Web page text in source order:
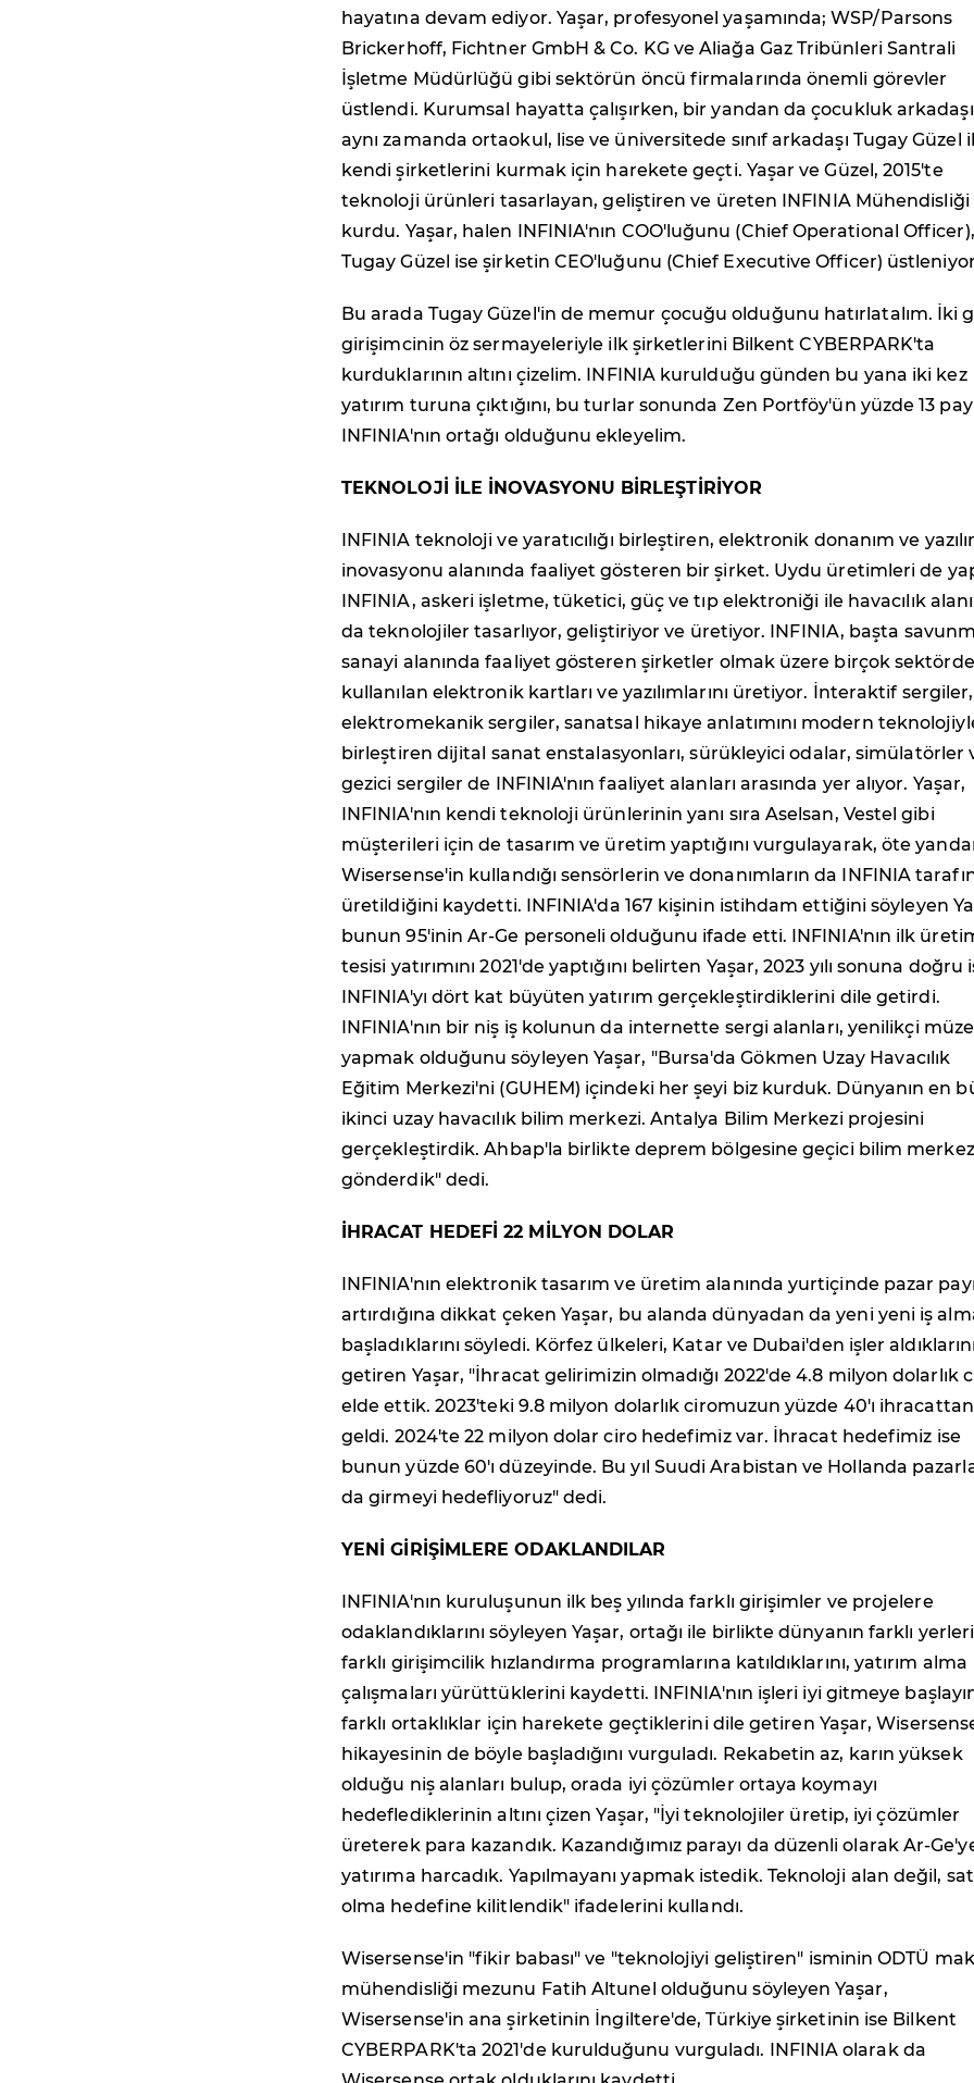
hayatına devam ediyor. Yaşar, profesyonel yaşamında; WSP/Parsons
Brickerhoff, Fichtner GmbH & Co. KG ve Aliağa Gaz Tribünleri Santrali
İşletme Müdürlüğü gibi sektörün öncü firmalarında önemli görevler
üstlendi. Kurumsal hayatta çalışırken, bir yandan da çocukluk
aynı zamanda ortaokul, lise ve üniversitede sınıf arkadaşı Tugay Güzel
kendi şirketlerini kurmak için harekete geçti. Yaşar ve Güzel, 2015'te
teknoloji ürünleri tasarlayan, geliştiren ve üreten INFINIA Mühendisliği
kurdu. Yaşar, halen INFINIA'nın COO'luğunu (Chief Operational Officer),
Tugay Güzel ise şirketin CEO'luğunu (Chief Executive Officer)
Bu arada Tugay Güzel'in de memur çocuğu olduğunu hatırlatalım. İki
girişimcinin öz sermayeleriyle ilk şirketlerini Bilkent CYBERPARK'ta
kurduklarının altını çizelim. INFINIA kurulduğu günden bu yana iki kez
yatırım turuna çıktığını, bu turlar sonunda Zen Portföy'ün yüzde 13
INFINIA'nın ortağı olduğunu ekleyelim.
TEKNOLOJİ İLE İNOVASYONU BİRLEŞTİRİYOR
INFINIA teknoloji ve yaratıcılığı birleştiren, elektronik donanım ve
inovasyonu alanında faaliyet gösteren bir şirket. Uydu üretimleri de
INFINIA, askeri işletme, tüketici, güç ve tıp elektroniği ile havacılık
da teknolojiler tasarlıyor, geliştiriyor ve üretiyor. INFINIA, başta
sanayi alanında faaliyet gösteren şirketler olmak üzere birçok sektörde
kullanılan elektronik kartları ve yazılımlarını üretiyor. İnteraktif sergiler,
elektromekanik sergiler, sanatsal hikaye anlatımını modern
birleştiren dijital sanat enstalasyonları, sürükleyici odalar, simülatörler
gezici sergiler de INFINIA'nın faaliyet alanları arasında yer alıyor. Yaşar,
INFINIA'nın kendi teknoloji ürünlerinin yanı sıra Aselsan, Vestel gibi
müşterileri için de tasarım ve üretim yaptığını vurgulayarak, öte
Wisersense'in kullandığı sensörlerin ve donanımların da INFINIA
üretildiğini kaydetti. INFINIA'da 167 kişinin istihdam ettiğini söyleyen
bunun 95'inin Ar-Ge personeli olduğunu ifade etti. INFINIA'nın ilk
tesisi yatırımını 2021'de yaptığını belirten Yaşar, 2023 yılı sonuna doğru
INFINIA'yı dört kat büyüten yatırım gerçekleştirdiklerini dile getirdi.
INFINIA'nın bir niş iş kolunun da internette sergi alanları, yenilikçi
yapmak olduğunu söyleyen Yaşar, "Bursa'da Gökmen Uzay Havacılık
Eğitim Merkezi'ni (GUHEM) içindeki her şeyi biz kurduk. Dünyanın en
ikinci uzay havacılık bilim merkezi. Antalya Bilim Merkezi projesini
gerçekleştirdik. Ahbap'la birlikte deprem bölgesine geçici bilim
gönderdik" dedi.
İHRACAT HEDEFİ 22 MİLYON DOLAR
INFINIA'nın elektronik tasarım ve üretim alanında yurtiçinde pazar
artırdığına dikkat çeken Yaşar, bu alanda dünyadan da yeni yeni iş
başladıklarını söyledi. Körfez ülkeleri, Katar ve Dubai'den işler
getiren Yaşar, "İhracat gelirimizin olmadığı 2022'de 4.8 milyon dolarlık
elde ettik. 2023'teki 9.8 milyon dolarlık ciromuzun yüzde 40'ı ihracattan
geldi. 2024'te 22 milyon dolar ciro hedefimiz var. İhracat hedefimiz ise
bunun yüzde 60'ı düzeyinde. Bu yıl Suudi Arabistan ve Hollanda
da girmeyi hedefliyoruz" dedi.
YENİ GİRİŞİMLERE ODAKLANDILAR
INFINIA'nın kuruluşunun ilk beş yılında farklı girişimler ve projelere
odaklandıklarını söyleyen Yaşar, ortağı ile birlikte dünyanın farklı
farklı girişimcilik hızlandırma programlarına katıldıklarını, yatırım alma
çalışmaları yürüttüklerini kaydetti. INFINIA'nın işleri iyi gitmeye
farklı ortaklıklar için harekete geçtiklerini dile getiren Yaşar,
hikayesinin de böyle başladığını vurguladı. Rekabetin az, karın yüksek
olduğu niş alanları bulup, orada iyi çözümler ortaya koymayı
hedeflediklerinin altını çizen Yaşar, "İyi teknolojiler üretip, iyi çözümler
üreterek para kazandık. Kazandığımız parayı da düzenli olarak Ar-
yatırıma harcadık. Yapılmayanı yapmak istedik. Teknoloji alan değil,
olma hedefine kilitlendik" ifadelerini kullandı.
Wisersense'in "fikir babası" ve "teknolojiyi geliştiren" isminin ODTÜ
mühendisliği mezunu Fatih Altunel olduğunu söyleyen Yaşar,
Wisersense'in ana şirketinin İngiltere'de, Türkiye şirketinin ise Bilkent
CYBERPARK'ta 2021'de kurulduğunu vurguladı. INFINIA olarak da